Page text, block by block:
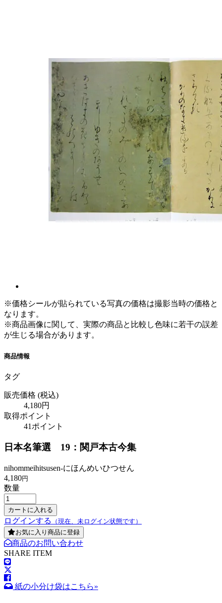
※価格シールが貼られている写真の価格は撮影当時の価格と
なります。
※商品画像に関して、実際の商品と比較し色味に若干の誤差
が生じる場合があります。
商品情報
タグ
販売価格 (税込)
4,180円
取得ポイント
41ポイント
日本名筆選 19：関戸本古今集
nihommeihitsusen-にほんめいひつせん
4,180円
数量
ログインする
（現在、未ログイン状態です）
お気に入り商品に登録
商品のお問い合わせ
SHARE ITEM
紙の小分け袋はこちら»